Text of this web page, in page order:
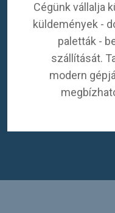
Cégünk vállalja
küldemények -
paletták -
szállítását.
modern